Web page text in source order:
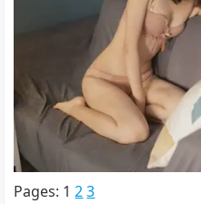
Pages: 1 2 3